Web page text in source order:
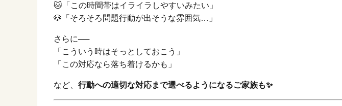
🐱「この時間帯はイライラしやすいみたい」
🐶「そろそろ問題行動が出そうな雰囲気…」
さらに──
「こういう時はそっとしておこう」
「この対応なら落ち着けるかも」
など、 行動への適切な対応まで選べるようになるご家族も✨